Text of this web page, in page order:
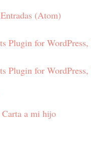
Entradas (Atom)
Carta a mi hijo